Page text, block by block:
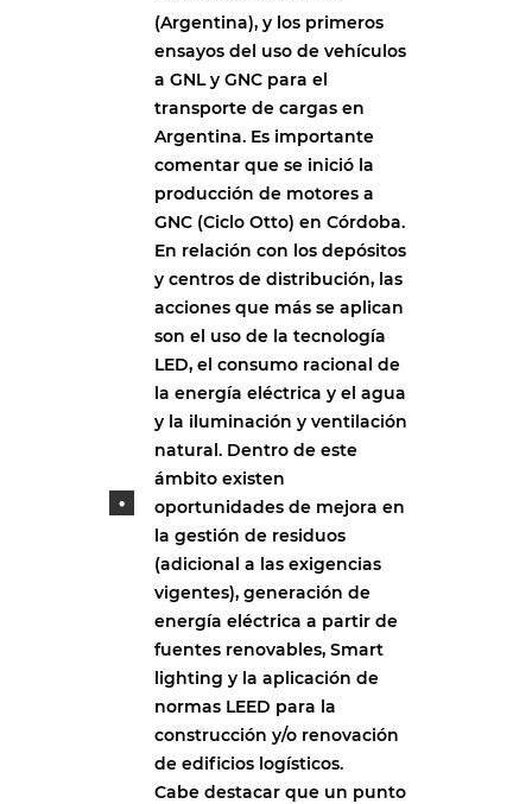
(Argentina), y los primeros
ensayos del uso de vehículos
a GNL y GNC para el
transporte de cargas en
Argentina. Es importante
comentar que se inició la
producción de motores a
GNC (Ciclo Otto) en Córdoba.
En relación con los depósitos
y centros de distribución, las
acciones que más se aplican
son el uso de la tecnología
LED, el consumo racional de
la energía eléctrica y el agua
y la iluminación y ventilación
natural. Dentro de este
ámbito existen
oportunidades de mejora en
la gestión de residuos
(adicional a las exigencias
vigentes), generación de
energía eléctrica a partir de
fuentes renovables, Smart
lighting y la aplicación de
normas LEED para la
construcción y/o renovación
de edificios logísticos.
Cabe destacar que un punto